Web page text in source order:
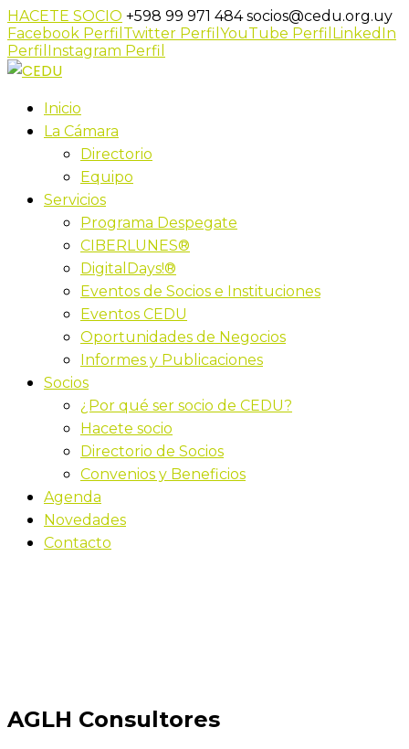
HACETE SOCIO +598 99 971 484socios@cedu.org.uy
Facebook Perfil Twitter Perfil YouTube Perfil LinkedIn
Perfil Instagram Perfil
Inicio
La Cámara
Directorio
Equipo
Servicios
Programa Despegate
CIBERLUNES®
DigitalDays!®
Eventos de Socios e Instituciones
Eventos CEDU
Oportunidades de Negocios
Informes y Publicaciones
Socios
¿Por qué ser socio de CEDU?
Hacete socio
Directorio de Socios
Convenios y Beneficios
Agenda
Novedades
Contacto
AGLH Consultores